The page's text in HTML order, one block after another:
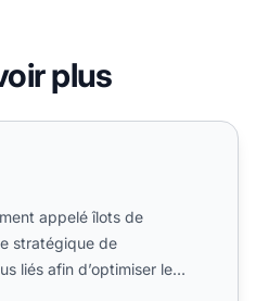
plus
appelé îlots de
stratégique de
liés afin d’optimiser le